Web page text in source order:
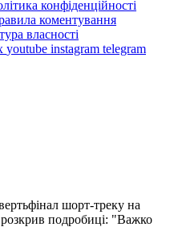
конфіденційності
коментування
власності
youtube instagram telegram
шорт-треку на
розкрив подробиці: "Важко